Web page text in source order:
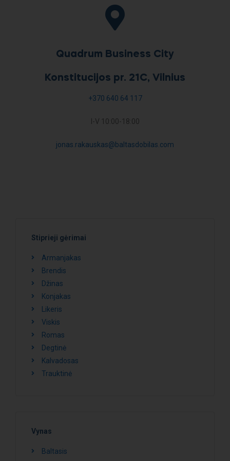
Quadrum Business City
Konstitucijos pr. 21C, Vilnius
+370 640 64 117
I-V 10:00-18:00
jonas.rakauskas@baltasdobilas.com
Stiprieji gėrimai
Armanjakas
Brendis
Džinas
Konjakas
Likeris
Viskis
Romas
Degtinė
Kalvadosas
Trauktinė
Vynas
Baltasis